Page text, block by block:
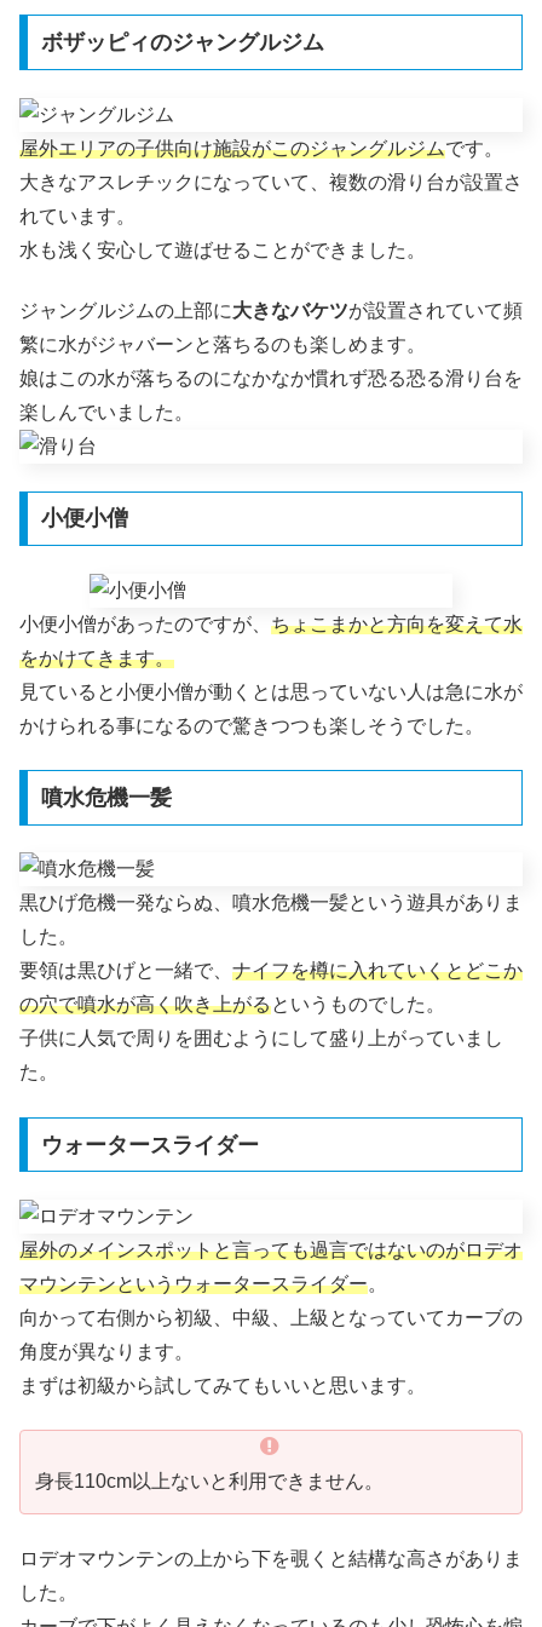
ボザッピィのジャングルジム
屋外エリアの子供向け施設がこのジャングルジムです。
大きなアスレチックになっていて、複数の滑り台が設置さ
れています。
水も浅く安心して遊ばせることができました。
ジャングルジムの上部に大きなバケツが設置されていて頻
繁に水がジャバーンと落ちるのも楽しめます。
娘はこの水が落ちるのになかなか慣れず恐る恐る滑り台を
楽しんでいました。
小便小僧
小便小僧があったのですが、 ちょこまかと方向を変えて水
をかけてきます。
見ていると小便小僧が動くとは思っていない人は急に水が
かけられる事になるので驚きつつも楽しそうでした。
噴水危機一髪
黒ひげ危機一発ならぬ、噴水危機一髪という遊具がありま
した。
要領は黒ひげと一緒で、 ナイフを樽に入れていくとどこか
の穴で噴水が高く吹き上がるというものでした。
子供に人気で周りを囲むようにして盛り上がっていまし
た。
ウォータースライダー
屋外のメインスポットと言っても過言ではないのがロデオ
マウンテンというウォータースライダー。
向かって右側から初級、中級、上級となっていてカーブの
角度が異なります。
まずは初級から試してみてもいいと思います。
身長110cm以上ないと利用できません。
ロデオマウンテンの上から下を覗くと結構な高さがありま
した。